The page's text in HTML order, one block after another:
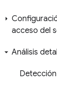
acceso del
Análisis